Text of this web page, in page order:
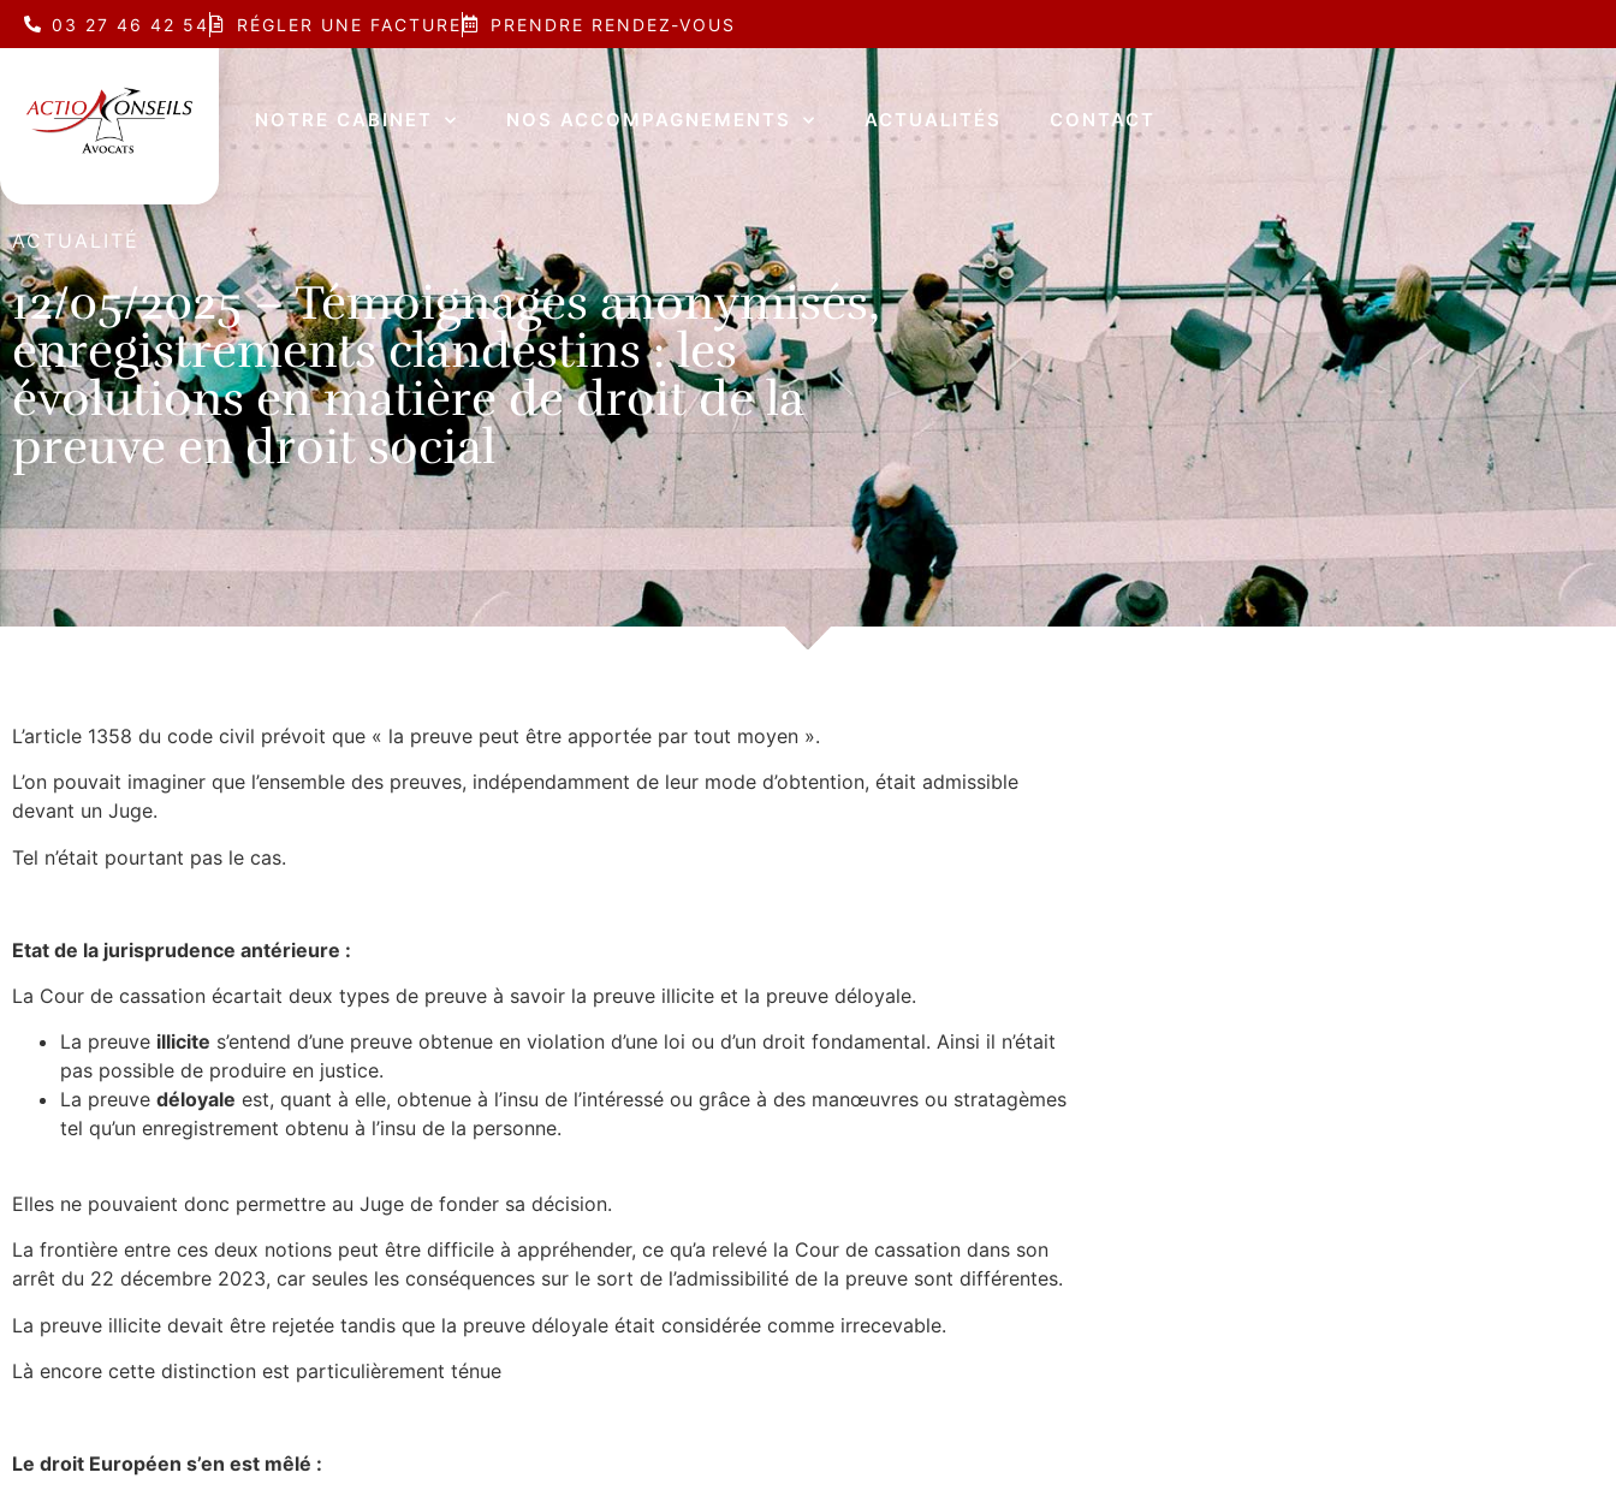
03 27 46 42 54 RÉGLER UNE FACTURE PRENDRE RENDEZ-VOUS
NOTRE CABINET NOS ACCOMPAGNEMENTS ACTUALITÉS CONTACT
ACTUALITÉ
12/05/2025 – Témoignages anonymisés,
enregistrements clandestins : les
évolutions en matière de droit de la
preuve en droit social
L’article 1358 du code civil prévoit que « la preuve peut être apportée par tout moyen ».
L’on pouvait imaginer que l’ensemble des preuves, indépendamment de leur mode d’obtention, était admissible
devant un Juge.
Tel n’était pourtant pas le cas.
Etat de la jurisprudence antérieure :
La Cour de cassation écartait deux types de preuve à savoir la preuve illicite et la preuve déloyale.
La preuve illicite s’entend d’une preuve obtenue en violation d’une loi ou d’un droit fondamental. Ainsi il n’était
pas possible de produire en justice.
La preuve déloyale est, quant à elle, obtenue à l’insu de l’intéressé ou grâce à des manœuvres ou stratagèmes
tel qu’un enregistrement obtenu à l’insu de la personne.
Elles ne pouvaient donc permettre au Juge de fonder sa décision.
La frontière entre ces deux notions peut être difficile à appréhender, ce qu’a relevé la Cour de cassation dans son
arrêt du 22 décembre 2023, car seules les conséquences sur le sort de l’admissibilité de la preuve sont différentes.
La preuve illicite devait être rejetée tandis que la preuve déloyale était considérée comme irrecevable.
Là encore cette distinction est particulièrement ténue
Le droit Européen s’en est mêlé :